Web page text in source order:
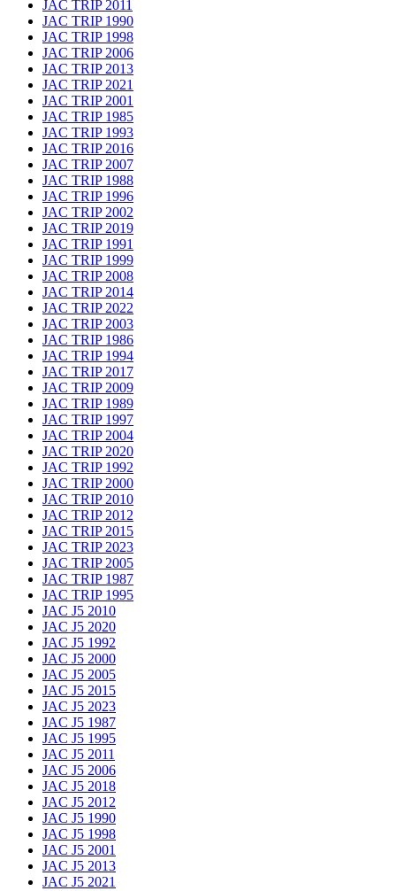
JAC TRIP 2011
JAC TRIP 1990
JAC TRIP 1998
JAC TRIP 2006
JAC TRIP 2013
JAC TRIP 2021
JAC TRIP 2001
JAC TRIP 1985
JAC TRIP 1993
JAC TRIP 2016
JAC TRIP 2007
JAC TRIP 1988
JAC TRIP 1996
JAC TRIP 2002
JAC TRIP 2019
JAC TRIP 1991
JAC TRIP 1999
JAC TRIP 2008
JAC TRIP 2014
JAC TRIP 2022
JAC TRIP 2003
JAC TRIP 1986
JAC TRIP 1994
JAC TRIP 2017
JAC TRIP 2009
JAC TRIP 1989
JAC TRIP 1997
JAC TRIP 2004
JAC TRIP 2020
JAC TRIP 1992
JAC TRIP 2000
JAC TRIP 2010
JAC TRIP 2012
JAC TRIP 2015
JAC TRIP 2023
JAC TRIP 2005
JAC TRIP 1987
JAC TRIP 1995
JAC J5 2010
JAC J5 2020
JAC J5 1992
JAC J5 2000
JAC J5 2005
JAC J5 2015
JAC J5 2023
JAC J5 1987
JAC J5 1995
JAC J5 2011
JAC J5 2006
JAC J5 2018
JAC J5 2012
JAC J5 1990
JAC J5 1998
JAC J5 2001
JAC J5 2013
JAC J5 2021